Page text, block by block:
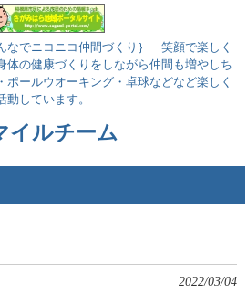
なでニコニコ仲間づくり｝ 笑顔で楽しく
体の健康づくりをしながら仲間も増やしち
ポールウオーキング・卓球などなど楽しく
動しています。
イルチーム
2022/03/04